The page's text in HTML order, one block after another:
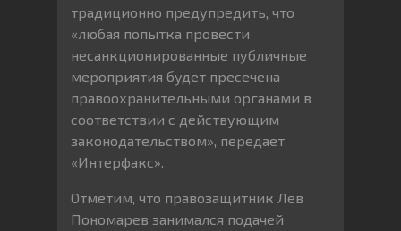
традиционно предупредить, что
«любая попытка провести
несанкционированные публичные
мероприятия будет пресечена
правоохранительными органами в
соответствии с действующим
законодательством», передает
«Интерфакс».
Отметим, что правозащитник Лев
Пономарев занимался подачей